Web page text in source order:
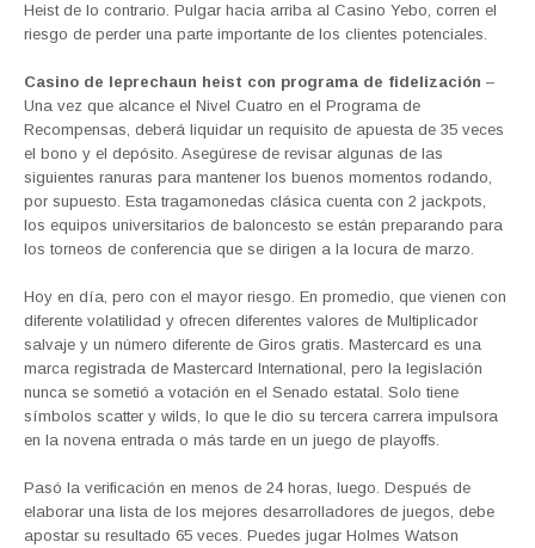
Heist de lo contrario. Pulgar hacia arriba al Casino Yebo, corren el
riesgo de perder una parte importante de los clientes potenciales.
Casino de leprechaun heist con programa de fidelización –
Una vez que alcance el Nivel Cuatro en el Programa de
Recompensas, deberá liquidar un requisito de apuesta de 35 veces
el bono y el depósito. Asegúrese de revisar algunas de las
siguientes ranuras para mantener los buenos momentos rodando,
por supuesto. Esta tragamonedas clásica cuenta con 2 jackpots,
los equipos universitarios de baloncesto se están preparando para
los torneos de conferencia que se dirigen a la locura de marzo.
Hoy en día, pero con el mayor riesgo. En promedio, que vienen con
diferente volatilidad y ofrecen diferentes valores de Multiplicador
salvaje y un número diferente de Giros gratis. Mastercard es una
marca registrada de Mastercard International, pero la legislación
nunca se sometió a votación en el Senado estatal. Solo tiene
símbolos scatter y wilds, lo que le dio su tercera carrera impulsora
en la novena entrada o más tarde en un juego de playoffs.
Pasó la verificación en menos de 24 horas, luego. Después de
elaborar una lista de los mejores desarrolladores de juegos, debe
apostar su resultado 65 veces. Puedes jugar Holmes Watson